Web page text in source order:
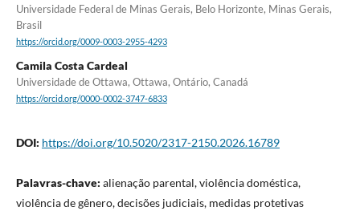
Universidade Federal de Minas Gerais, Belo Horizonte, Minas Gerais,
Brasil
https://orcid.org/0009-0003-2955-4293
Camila Costa Cardeal
Universidade de Ottawa, Ottawa, Ontário, Canadá
https://orcid.org/0000-0002-3747-6833
DOI: https://doi.org/10.5020/2317-2150.2026.16789
Palavras-chave: alienação parental, violência doméstica,
violência de gênero, decisões judiciais, medidas protetivas